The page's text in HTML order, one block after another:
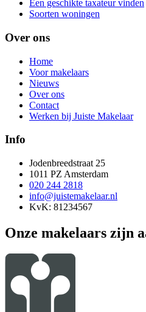
Een geschikte taxateur vinden
Soorten woningen
Over ons
Home
Voor makelaars
Nieuws
Over ons
Contact
Werken bij Juiste Makelaar
Info
Jodenbreedstraat 25
1011 PZ Amsterdam
020 244 2818
info@juistemakelaar.nl
KvK: 81234567
Onze makelaars zijn